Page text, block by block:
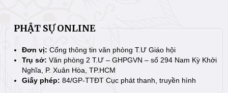
PHẬT SỰ ONLINE
Đơn vị: Cổng thông tin văn phòng T.Ư Giáo hội
Trụ sở: Văn phòng 2 T.Ư – GHPGVN – số 294 Nam Kỳ Khởi
Nghĩa, P. Xuân Hòa, TP.HCM
Giấy phép: 84/GP-TTĐT Cục phát thanh, truyền hình